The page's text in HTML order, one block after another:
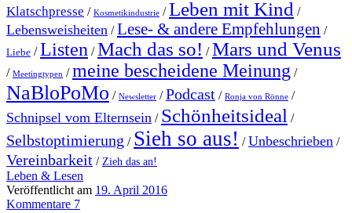
Klatschpresse / Kosmetikindustrie /Leben mit Kind /
Lebensweisheiten /Lese- & andere Empfehlungen /
Liebe /Listen /Mach das so! /Mars und Venus
/ Meetingtypen /meine bescheidene Meinung /
NaBloPoMo / Newsletter /Podcast / Ronja von Rönne /
Schnipsel vom Elternsein / Schönheitsideal /
Selbstoptimierung / Sieh so aus! /Unbeschrieben /
Vereinbarkeit / Zieh das an!
Leben & Lesen
Veröffentlicht am 19. April 2016
Kommentare 7